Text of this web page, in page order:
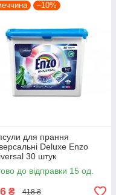
–10%
для прання
Deluxe Enzo
30 штук
до відправки 15 од.
₴ 418 ₴